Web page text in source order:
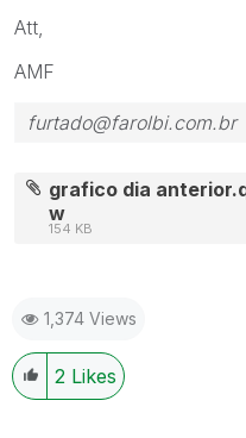
Att,
AMF
furtado@farolbi.com.br
grafico dia
w
154 KB
1,374 Views
2 Likes